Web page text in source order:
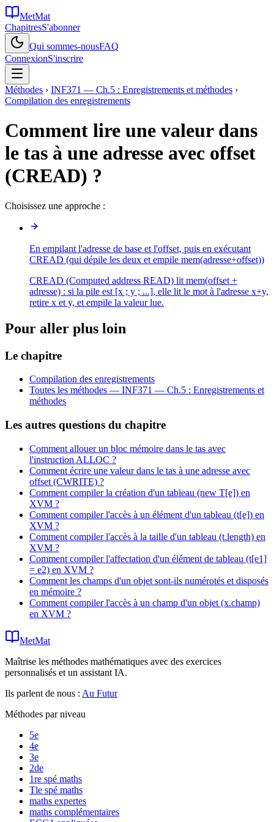
MetMat
ChapitresS'abonner
Qui sommes-nousFAQ
ConnexionS'inscrire
Méthodes › INF371 — Ch.5 : Enregistrements et méthodes ›
Compilation des enregistrements
Comment lire une valeur dans
le tas à une adresse avec offset
(CREAD) ?
Choisissez une approche :
En empilant l'adresse de base et l'offset, puis en exécutant
CREAD (qui dépile les deux et empile mem(adresse+offset))
CREAD (Computed address READ) lit mem(offset +
adresse) : si la pile est [x ; y ; ...], elle lit le mot à l'adresse x+y,
retire x et y, et empile la valeur lue.
Pour aller plus loin
Le chapitre
Compilation des enregistrements
Toutes les méthodes — INF371 — Ch.5 : Enregistrements et
méthodes
Les autres questions du chapitre
Comment allouer un bloc mémoire dans le tas avec
l'instruction ALLOC ?
Comment écrire une valeur dans le tas à une adresse avec
offset (CWRITE) ?
Comment compiler la création d'un tableau (new T[e]) en
XVM ?
Comment compiler l'accès à un élément d'un tableau (t[e]) en
XVM ?
Comment compiler l'accès à la taille d'un tableau (t.length) en
XVM ?
Comment compiler l'affectation d'un élément de tableau (t[e1]
= e2) en XVM ?
Comment les champs d'un objet sont-ils numérotés et disposés
en mémoire ?
Comment compiler l'accès à un champ d'un objet (x.champ)
en XVM ?
MetMat
Maîtrise les méthodes mathématiques avec des exercices
personnalisés et un assistant IA.
Ils parlent de nous : Au Futur
Méthodes par niveau
5e
4e
3e
2de
1re spé maths
Tle spé maths
maths expertes
maths complémentaires